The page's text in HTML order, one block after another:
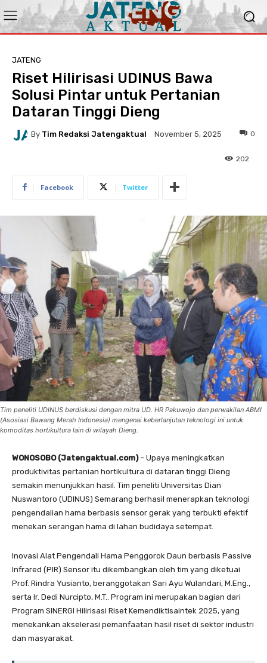
JATENG
Riset Hilirisasi UDINUS Bawa
Solusi Pintar untuk Pertanian
Dataran Tinggi Dieng
By Tim Redaksi Jatengaktual November 5, 2025 0
202
Facebook Twitter
Tim peneliti UDINUS berdiskusi dengan mitra UD. HR Pakuwojo dan perwakilan ABMI
(Asosiasi Bawang Merah Indonesia) mengenai keberlanjutan teknologi ini untuk
komoditas hortikultura lain di wilayah Dieng.
WONOSOBO (Jatengaktual.com) – Upaya meningkatkan
produktivitas pertanian hortikultura di dataran tinggi Dieng
semakin menunjukkan hasil. Tim peneliti Universitas Dian
Nuswantoro (UDINUS) Semarang berhasil menerapkan teknologi
pengendalian hama berbasis sensor gerak yang terbukti efektif
menekan serangan hama di lahan budidaya setempat.
Inovasi Alat Pengendali Hama Penggorok Daun berbasis Passive
Infrared (PIR) Sensor itu dikembangkan oleh tim yang diketuai
Prof. Rindra Yusianto, beranggotakan Sari Ayu Wulandari, M.Eng.,
serta Ir. Dedi Nurcipto, M.T.. Program ini merupakan bagian dari
Program SINERGI Hilirisasi Riset Kemendiktisaintek 2025, yang
menekankan akselerasi pemanfaatan hasil riset di sektor industri
dan masyarakat.